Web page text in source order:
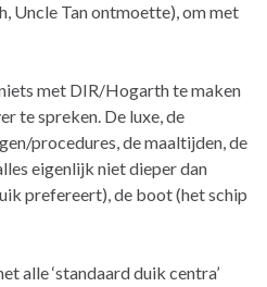
Uncle Tan ontmoette), om met
met DIR/Hogarth te maken
te spreken. De luxe, de
procedures, de maaltijden, de
eigenlijk niet dieper dan
prefereert), de boot (het schip
alle ‘standaard duik centra’